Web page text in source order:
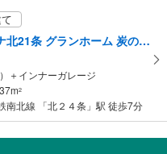
新琴似六条2丁目
ラ・レジーナ北21条 グランホーム 炭の住宅
＋インナーガレージ
2
南北線 「北２４条」駅 徒歩7分